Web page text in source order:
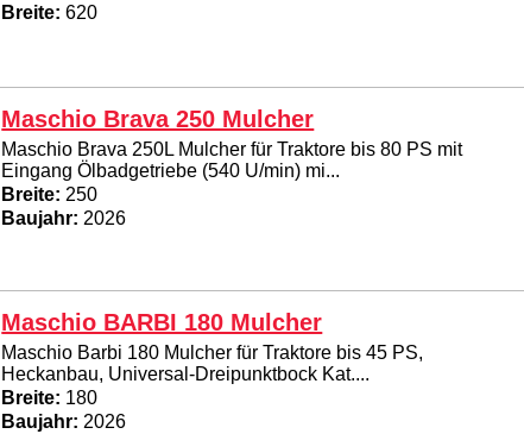
Breite: 620
Maschio Brava 250 Mulcher
Maschio Brava 250L Mulcher für Traktore bis 80 PS mit
Eingang Ölbadgetriebe (540 U/min) mi...
Breite: 250
Baujahr: 2026
Maschio BARBI 180 Mulcher
Maschio Barbi 180 Mulcher für Traktore bis 45 PS,
Heckanbau, Universal-Dreipunktbock Kat....
Breite: 180
Baujahr: 2026